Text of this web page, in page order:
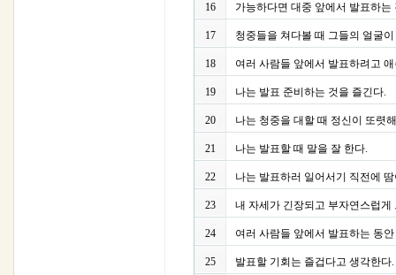
16 가능하다면 대중 앞에서 발표하는
17 청중들을 쳐다볼 때 그들의 얼굴
18 여러 사람들 앞에서 발표하려고
19 나는 발표 준비하는 것을 즐긴다.
20 나는 청중을 대할 때 정신이 또렷
21 나는 발표할 때 말을 잘 한다.
22 나는 발표하러 일어서기 직전에
23 내 자세가 긴장되고 부자연스럽게
24 여러 사람들 앞에서 발표하는 동
25 발표할 기회는 즐겁다고 생각한다.